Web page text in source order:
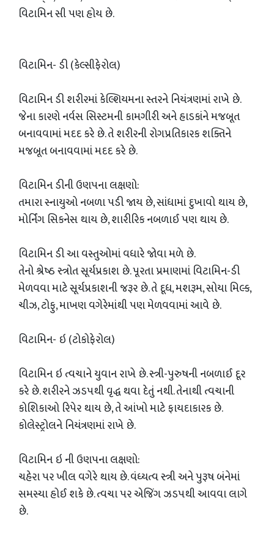
વિટામિન સી પણ હોય છે.
વિટામિન- ડી (કેલ્સીફેરોલ)
વિટામિન ડી શરીરમાં કેલ્શિયમના સ્તરને નિયંત્રણમાં રાખે છે.
જેના કારણે નર્વસ સિસ્ટમની કામગીરી અને હાડકાંને મજબૂત
બનાવવામાં મદદ કરે છે. તે શરીરની રોગપ્રતિકારક શક્તિને
મજબૂત બનાવવામાં મદદ કરે છે.
વિટામિન ડીની ઉણપના લક્ષણો:
તમારા સ્નાયુઓ નબળા પડી જાય છે, સાંધામાં દુખાવો થાય છે,
મોર્નિંગ સિકનેસ થાય છે, શારીરિક નબળાઈ પણ થાય છે.
વિટામિન ડી આ વસ્તુઓમાં વધારે જોવા મળે છે.
તેનો શ્રેષ્ઠ સ્ત્રોત સૂર્યપ્રકાશ છે. પૂરતા પ્રમાણમાં વિટામિન-ડી
મેળવવા માટે સૂર્યપ્રકાશની જરૂર છે. તે દૂધ, મશરૂમ, સોયા મિલ્ક,
ચીઝ, ટોફુ, માખણ વગેરેમાંથી પણ મેળવવામાં આવે છે.
વિટામિન- ઇ (ટોકોફેરોલ)
વિટામિન ઇ ત્વચાને યુવાન રાખે છે. સ્ત્રી-પુરુષની નબળાઈ દૂર
કરે છે. શરીરને ઝડપથી વૃદ્ધ થવા દેતું નથી. તેનાથી ત્વચાની
કોશિકાઓ રિપેર થાય છે, તે આંખો માટે ફાયદાકારક છે.
કોલેસ્ટ્રોલને નિયંત્રણમાં રાખે છે.
વિટામિન ઇ ની ઉણપના લક્ષણો:
ચહેરા પર ખીલ વગેરે થાય છે. વંધ્યત્વ સ્ત્રી અને પુરૂષ બંનેમાં
સમસ્યા હોઈ શકે છે. ત્વચા પર એજિંગ ઝડપથી આવવા લાગે
છે.